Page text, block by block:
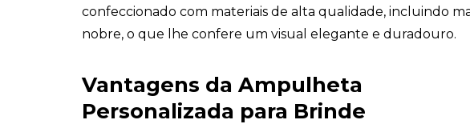
confeccionado com materiais de alta qualidade, incluindo
nobre, o que lhe confere um visual elegante e duradouro.
Vantagens da Ampulheta
Personalizada para Brinde